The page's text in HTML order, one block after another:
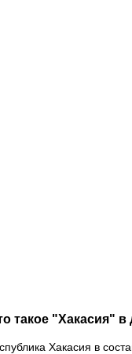
такое "Хакасия" в
Хакасия в